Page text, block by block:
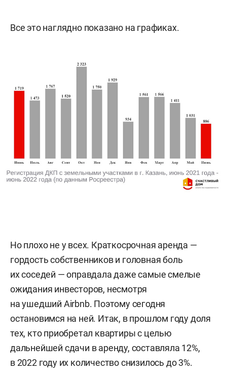
Все это наглядно показано на графиках.
Но плохо не у всех. Краткосрочная аренда —
гордость собственников и головная боль
их соседей — оправдала даже самые смелые
ожидания инвесторов, несмотря
на ушедший Airbnb. Поэтому сегодня
остановимся на ней. Итак, в прошлом году доля
тех, кто приобретал квартиры с целью
дальнейшей сдачи в аренду, составляла 12%,
в 2022 году их количество снизилось до 3%.